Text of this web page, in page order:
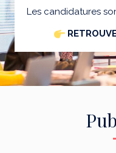
Les candidatures